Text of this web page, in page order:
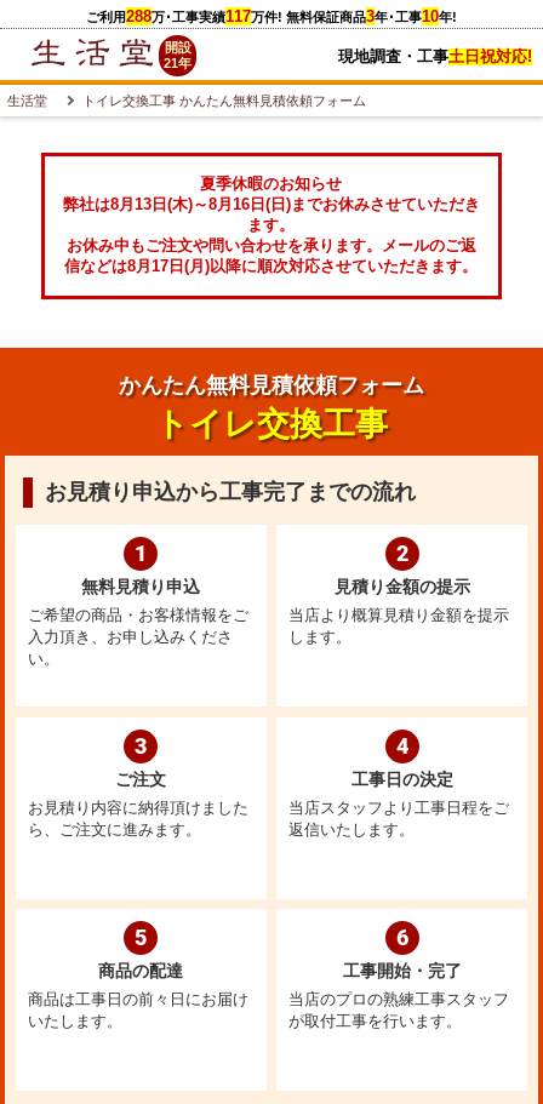
ご利用288万･工事実績117万件! 無料保証商品3年･工事10年!
開設
21年
現地調査・工事土日祝対応!
生活堂 トイレ交換工事 かんたん無料見積依頼フォーム
夏季休暇のお知らせ
弊社は8月13日(木)～8月16日(日)までお休みさせていただき
ます。
お休み中もご注文や問い合わせを承ります。メールのご返
信などは8月17日(月)以降に順次対応させていただきます。
かんたん無料見積依頼フォーム
トイレ交換工事
お見積り申込から工事完了までの流れ
1
無料見積り申込
ご希望の商品・お客様情報をご
入力頂き、お申し込みくださ
い。
2
見積り金額の提示
当店より概算見積り金額を提示
します。
3
ご注文
お見積り内容に納得頂けました
ら、ご注文に進みます。
4
工事日の決定
当店スタッフより工事日程をご
返信いたします。
5
商品の配達
商品は工事日の前々日にお届け
いたします。
6
工事開始・完了
当店のプロの熟練工事スタッフ
が取付工事を行います。